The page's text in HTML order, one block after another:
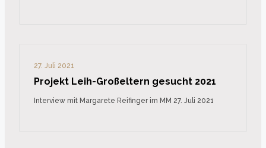
27. Juli 2021
Projekt Leih-Großeltern gesucht 2021
Interview mit Margarete Reifinger im MM 27. Juli 2021